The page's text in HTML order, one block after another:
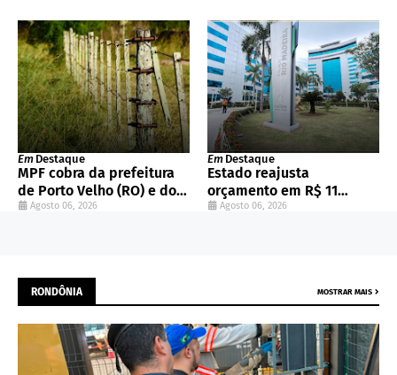
apostas esportivas em
2025
Em Destaque
MPF cobra da prefeitura
de Porto Velho (RO) e do
Incra regularização
Agosto 06, 2026
Em Destaque
Estado reajusta
orçamento em R$ 11
milhões para reforçar
Agosto 06, 2026
RONDÔNIA MOSTRAR MAIS